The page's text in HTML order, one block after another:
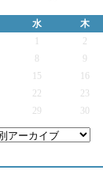
水 木
2
9
15 16
22 23
29 30